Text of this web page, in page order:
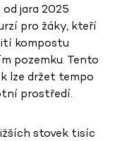
jara 2025
pro žáky, kteří
kompostu
pozemku. Tento
lze držet tempo
prostředí.
stovek tisíc